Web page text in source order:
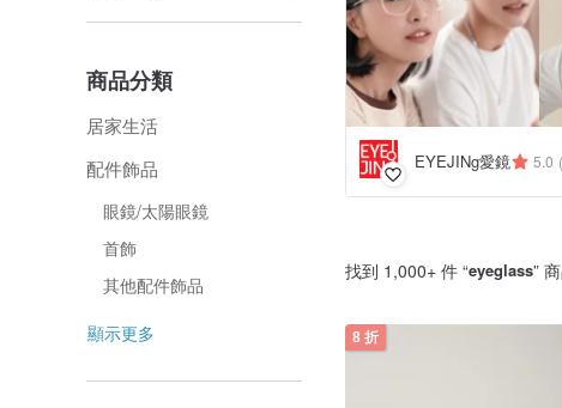
商品分類
居家生活
配件飾品
眼鏡/太陽眼鏡
首飾
其他配件飾品
顯示更多
EYEJINg愛鏡 5.0
找到 1,000+ 件 “eyeglass”
8 折